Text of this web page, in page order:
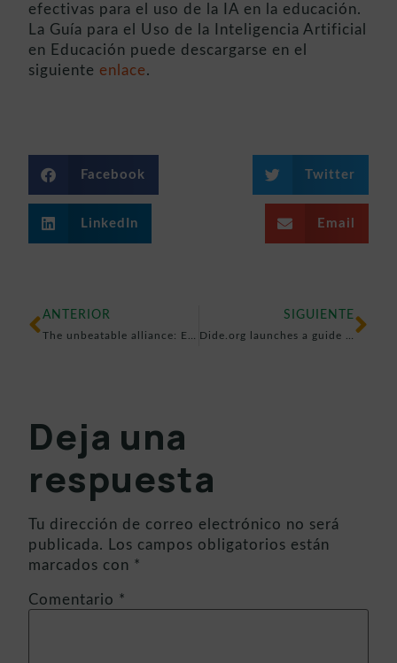
efectivas para el uso de la IA en la educación.
La Guía para el Uso de la Inteligencia Artificial
en Educación puede descargarse en el
siguiente enlace.
Facebook Twitter
LinkedIn Email
ANTERIOR SIGUIENTE
Deja una
respuesta
Tu dirección de correo electrónico no será
publicada.
Los campos obligatorios están
marcados con *
Comentario *